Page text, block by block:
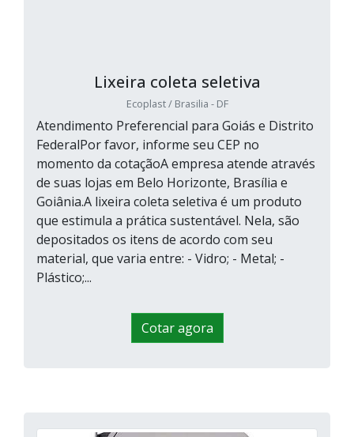
Lixeira coleta seletiva
Ecoplast / Brasilia - DF
Atendimento Preferencial para Goiás e Distrito
FederalPor favor, informe seu CEP no
momento da cotaçãoA empresa atende através
de suas lojas em Belo Horizonte, Brasília e
Goiânia.A lixeira coleta seletiva é um produto
que estimula a prática sustentável. Nela, são
depositados os itens de acordo com seu
material, que varia entre: - Vidro; - Metal; -
Plástico;...
Cotar agora